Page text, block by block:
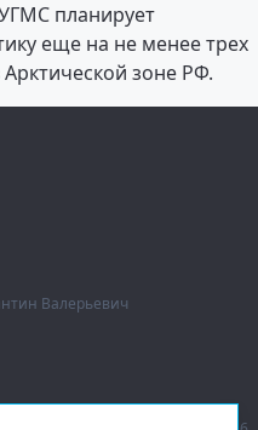
планирует
еще на не менее трех
зоне РФ.
Валерьевич